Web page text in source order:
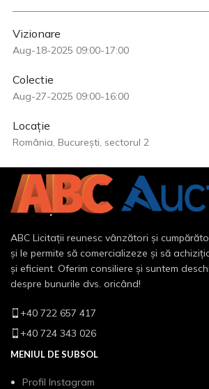
Vizionare
Aug-18-2025 09:00-17:00
Colectie
Aug-27-2025 09:00-16:00
Locație
România, București, sectorul 2
ABC Licitații reunesc vânzători și
și le permite să comercializeze și să
și eficient. Oferim consiliere și suntem
despre bunurile dvs. oricând!
+40 722 657 417
+40 724 343 026
MENIUL DE SUBSOL
Profil Instagram